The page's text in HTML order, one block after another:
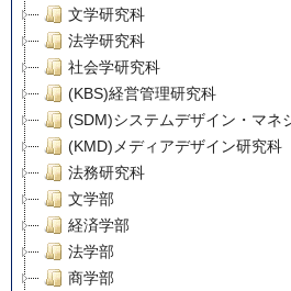
文学研究科
法学研究科
社会学研究科
(KBS)経営管理研究科
(SDM)システムデザイン・マネ
(KMD)メディアデザイン研究科
法務研究科
文学部
経済学部
法学部
商学部